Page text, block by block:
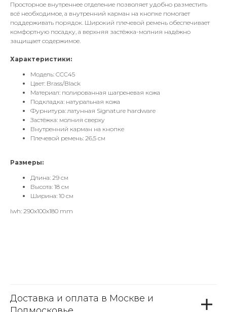
Просторное внутреннее отделение позволяет удобно разместить
всё необходимое, а внутренний карман на кнопке помогает
поддерживать порядок. Широкий плечевой ремень обеспечивает
комфортную посадку, а верхняя застёжка-молния надёжно
защищает содержимое.
Характеристики:
Модель: CCC45
Цвет: Brass/Black
Материал: полированная шагреневая кожа
Подкладка: натуральная кожа
Фурнитура: латунная Signature hardware
Застёжка: молния сверху
Внутренний карман на кнопке
Плечевой ремень: 26,5 см
Размеры:
Длина: 29 см
Высота: 18 см
Ширина: 10 см
lwh: 290x100x180 mm
Доставка и оплата в Москве и